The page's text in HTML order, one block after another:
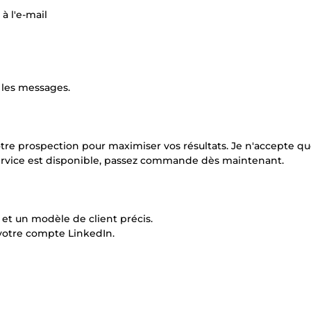
l'e-mail
messages.
prospection pour maximiser vos résultats. Je n'accepte
est disponible, passez commande dès maintenant.
et un modèle de client précis.
compte LinkedIn.